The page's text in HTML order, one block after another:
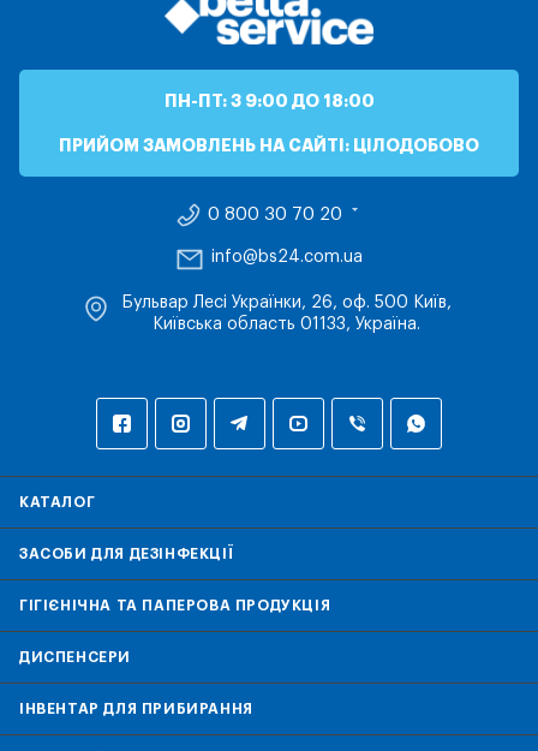
ПН-ПТ: З 9:00 ДО 18:00
ПРИЙОМ ЗАМОВЛЕНЬ НА САЙТІ: ЦІЛОДОБОВО
0 800 30 70 20
info@bs24.com.ua
Бульвар Лесі Українки, 26, оф. 500 Київ,
Київська область 01133, Україна.
КАТАЛОГ
ЗАСОБИ ДЛЯ ДЕЗІНФЕКЦІЇ
ГІГІЄНІЧНА ТА ПАПЕРОВА ПРОДУКЦІЯ
ДИСПЕНСЕРИ
ІНВЕНТАР ДЛЯ ПРИБИРАННЯ